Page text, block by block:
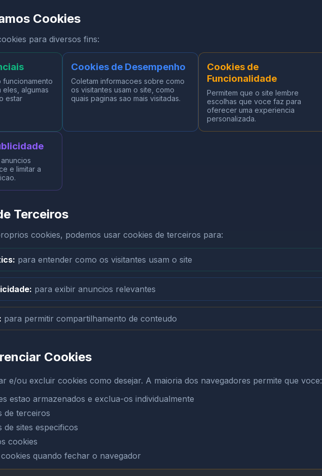
Cookies
para diversos fins:
funcionamento
eles, algumas
estar
Cookies de Desempenho
Coletam informacoes sobre como
os visitantes usam o site, como
quais paginas sao mais visitadas.
Cookies de
Funcionalidade
Permitem que o site lembre
escolhas que voce faz para
oferecer uma experiencia
personalizada.
e limitar a
Terceiros
cookies, podemos usar cookies de terceiros para:
para entender como os visitantes usam o site
para exibir anuncios relevantes
para permitir compartilhamento de conteudo
Cookies
e/ou excluir cookies como desejar. A maioria dos navegadores permite que voce:
estao armazenados e exclua-os individualmente
de terceiros
de sites especificos
cookies
quando fechar o navegador